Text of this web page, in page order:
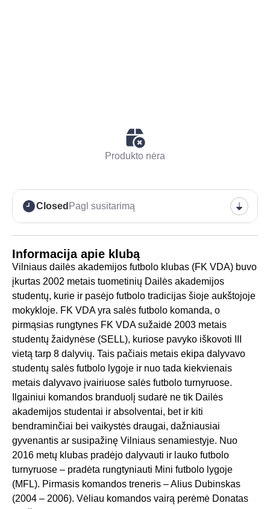
Informacija apie klubą
Vilniaus dailės akademijos futbolo klubas (FK VDA) buvo
įkurtas 2002 metais tuometinių Dailės akademijos
studentų, kurie ir pasėjo futbolo tradicijas šioje aukštojoje
mokykloje. FK VDA yra salės futbolo komanda, o
pirmąsias rungtynes FK VDA sužaidė 2003 metais
studentų žaidynėse (SELL), kuriose pavyko iškovoti III
vietą tarp 8 dalyvių. Tais pačiais metais ekipa dalyvavo
studentų salės futbolo lygoje ir nuo tada kiekvienais
metais dalyvavo įvairiuose salės futbolo turnyruose.
Ilgainiui komandos branduolį sudarė ne tik Dailės
akademijos studentai ir absolventai, bet ir kiti
bendraminčiai bei vaikystės draugai, dažniausiai
gyvenantis ar susipažinę Vilniaus senamiestyje. Nuo
2016 metų klubas pradėjo dalyvauti ir lauko futbolo
turnyruose – pradėta rungtyniauti Mini futbolo lygoje
(MFL). Pirmasis komandos treneris – Alius Dubinskas
(2004 – 2006). Vėliau komandos vairą perėmė Donatas
Produkto nėra
Closed Pagl susitarimą